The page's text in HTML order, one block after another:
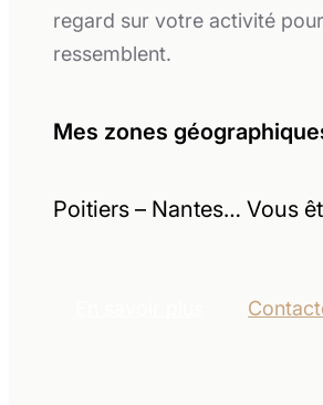
regard sur votre activité
ressemblent.
Mes zones
Poitiers – Nantes​​… Vous